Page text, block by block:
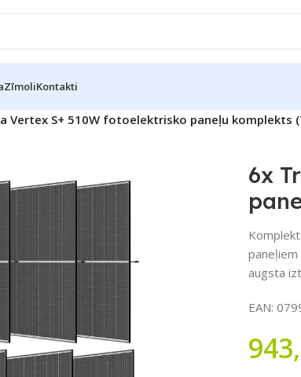
ZīmoliKontakti
Vertex S+ 510W fotoelektrisko paneļu komplekts
6x
paneļiem
augsta
EAN: